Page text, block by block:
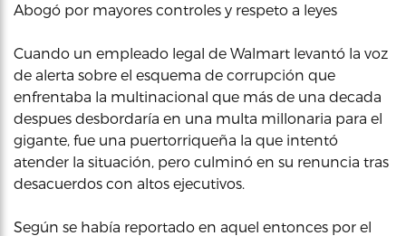
Abogó por mayores controles y respeto a leyes
Cuando un empleado legal de Walmart levantó la voz
de alerta sobre el esquema de corrupción que
enfrentaba la multinacional que más de una decada
despues desbordaría en una multa millonaria para el
gigante, fue una puertorriqueña la que intentó
atender la situación, pero culminó en su renuncia tras
desacuerdos con altos ejecutivos.
Según se había reportado en aquel entonces por el